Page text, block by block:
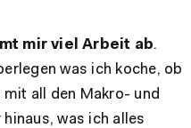
mir viel Arbeit ab.
was ich koche, ob
all den Makro- und
was ich alles